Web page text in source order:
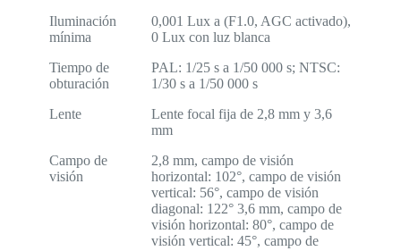
Iluminación
mínima
0,001 Lux a (F1.0, AGC activado),
0 Lux con luz blanca
Tiempo de
obturación
PAL: 1/25 s a 1/50 000 s; NTSC:
1/30 s a 1/50 000 s
Lente
Lente focal fija de 2,8 mm y 3,6
mm
Campo de
visión
2,8 mm, campo de visión
horizontal: 102°, campo de visión
vertical: 56°, campo de visión
diagonal: 122° 3,6 mm, campo de
visión horizontal: 80°, campo de
visión vertical: 45°, campo de